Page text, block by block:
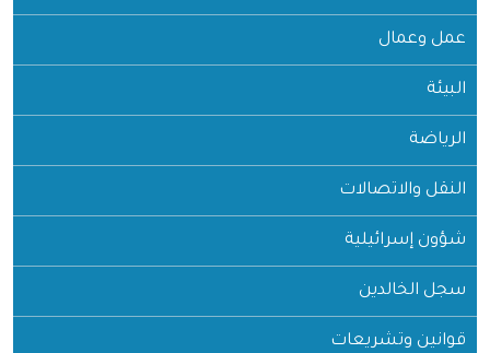
وعمال
والاتصالات
إسرائيلية
الخالدين
وتشريعات